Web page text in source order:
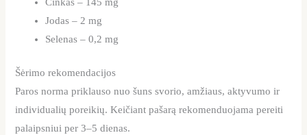
Cinkas – 145 mg
Jodas – 2 mg
Selenas – 0,2 mg
Šėrimo rekomendacijos
Paros norma priklauso nuo šuns svorio, amžiaus, aktyvumo ir
individualių poreikių. Keičiant pašarą rekomenduojama pereiti
palaipsniui per 3–5 dienas.